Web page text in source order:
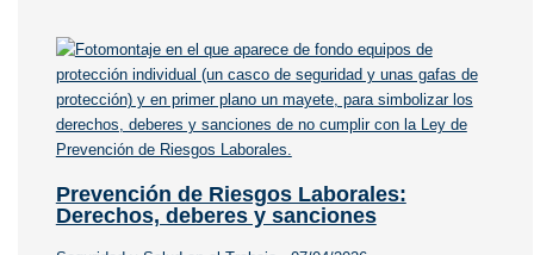
Prevención de Riesgos Laborales:
Derechos, deberes y sanciones